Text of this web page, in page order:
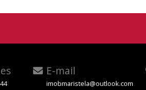
E-mail
imobmaristela@outlook.com